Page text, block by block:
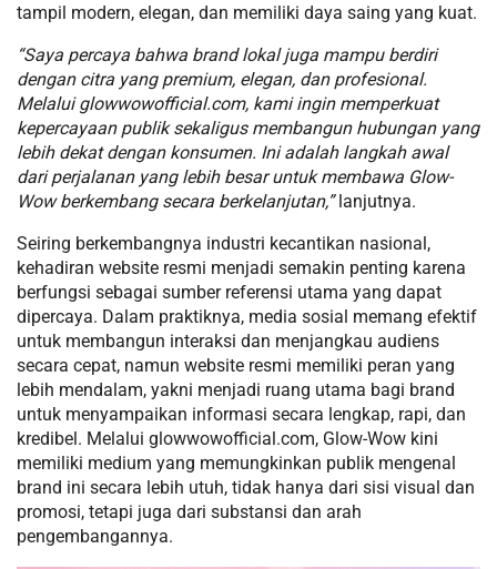
tampil modern, elegan, dan memiliki daya saing yang kuat.
“Saya percaya bahwa brand lokal juga mampu berdiri
dengan citra yang premium, elegan, dan profesional.
Melalui glowwowofficial.com, kami ingin memperkuat
kepercayaan publik sekaligus membangun hubungan yang
lebih dekat dengan konsumen. Ini adalah langkah awal
dari perjalanan yang lebih besar untuk membawa Glow-
Wow berkembang secara berkelanjutan,”lanjutnya.
Seiring berkembangnya industri kecantikan nasional,
kehadiran website resmi menjadi semakin penting karena
berfungsi sebagai sumber referensi utama yang dapat
dipercaya. Dalam praktiknya, media sosial memang efektif
untuk membangun interaksi dan menjangkau audiens
secara cepat, namun website resmi memiliki peran yang
lebih mendalam, yakni menjadi ruang utama bagi brand
untuk menyampaikan informasi secara lengkap, rapi, dan
kredibel. Melalui glowwowofficial.com, Glow-Wow kini
memiliki medium yang memungkinkan publik mengenal
brand ini secara lebih utuh, tidak hanya dari sisi visual dan
promosi, tetapi juga dari substansi dan arah
pengembangannya.